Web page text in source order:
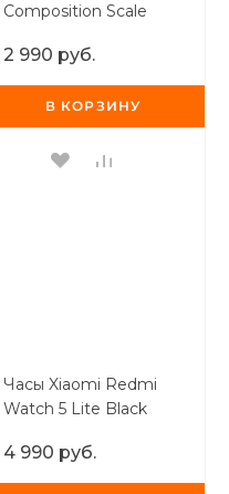
Composition Scale
2 990 руб.
В КОРЗИНУ
Часы Xiaomi Redmi
Watch 5 Lite Black
4 990 руб.